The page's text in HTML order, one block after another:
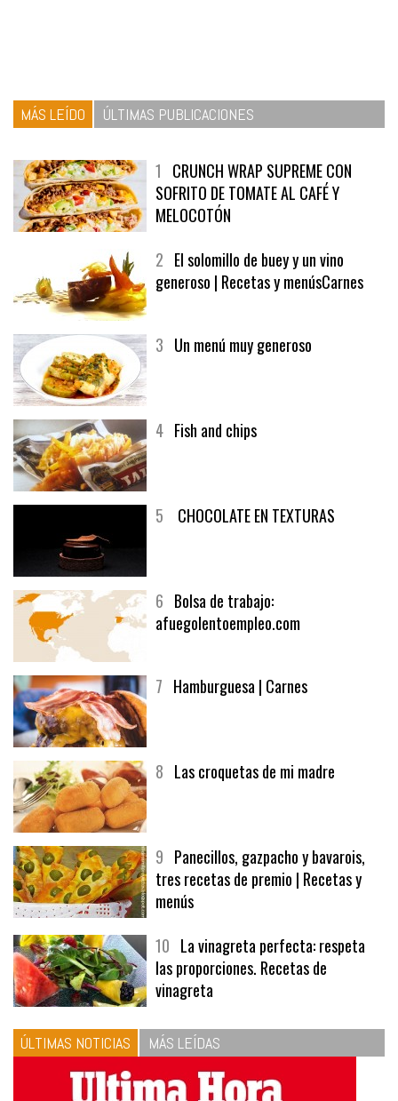
1CRUNCH WRAP SUPREME CON
SOFRITO DE TOMATE AL CAFÉ Y
MELOCOTÓN
2El solomillo de buey y un vino
6Bolsa de trabajo:
9Panecillos, gazpacho y bavarois,
tres recetas de premio | Recetas y
menús
10La vinagreta perfecta: respeta
las proporciones. Recetas de
vinagreta
ÚLTIMAS NOTICIAS MÁS LEÍDAS